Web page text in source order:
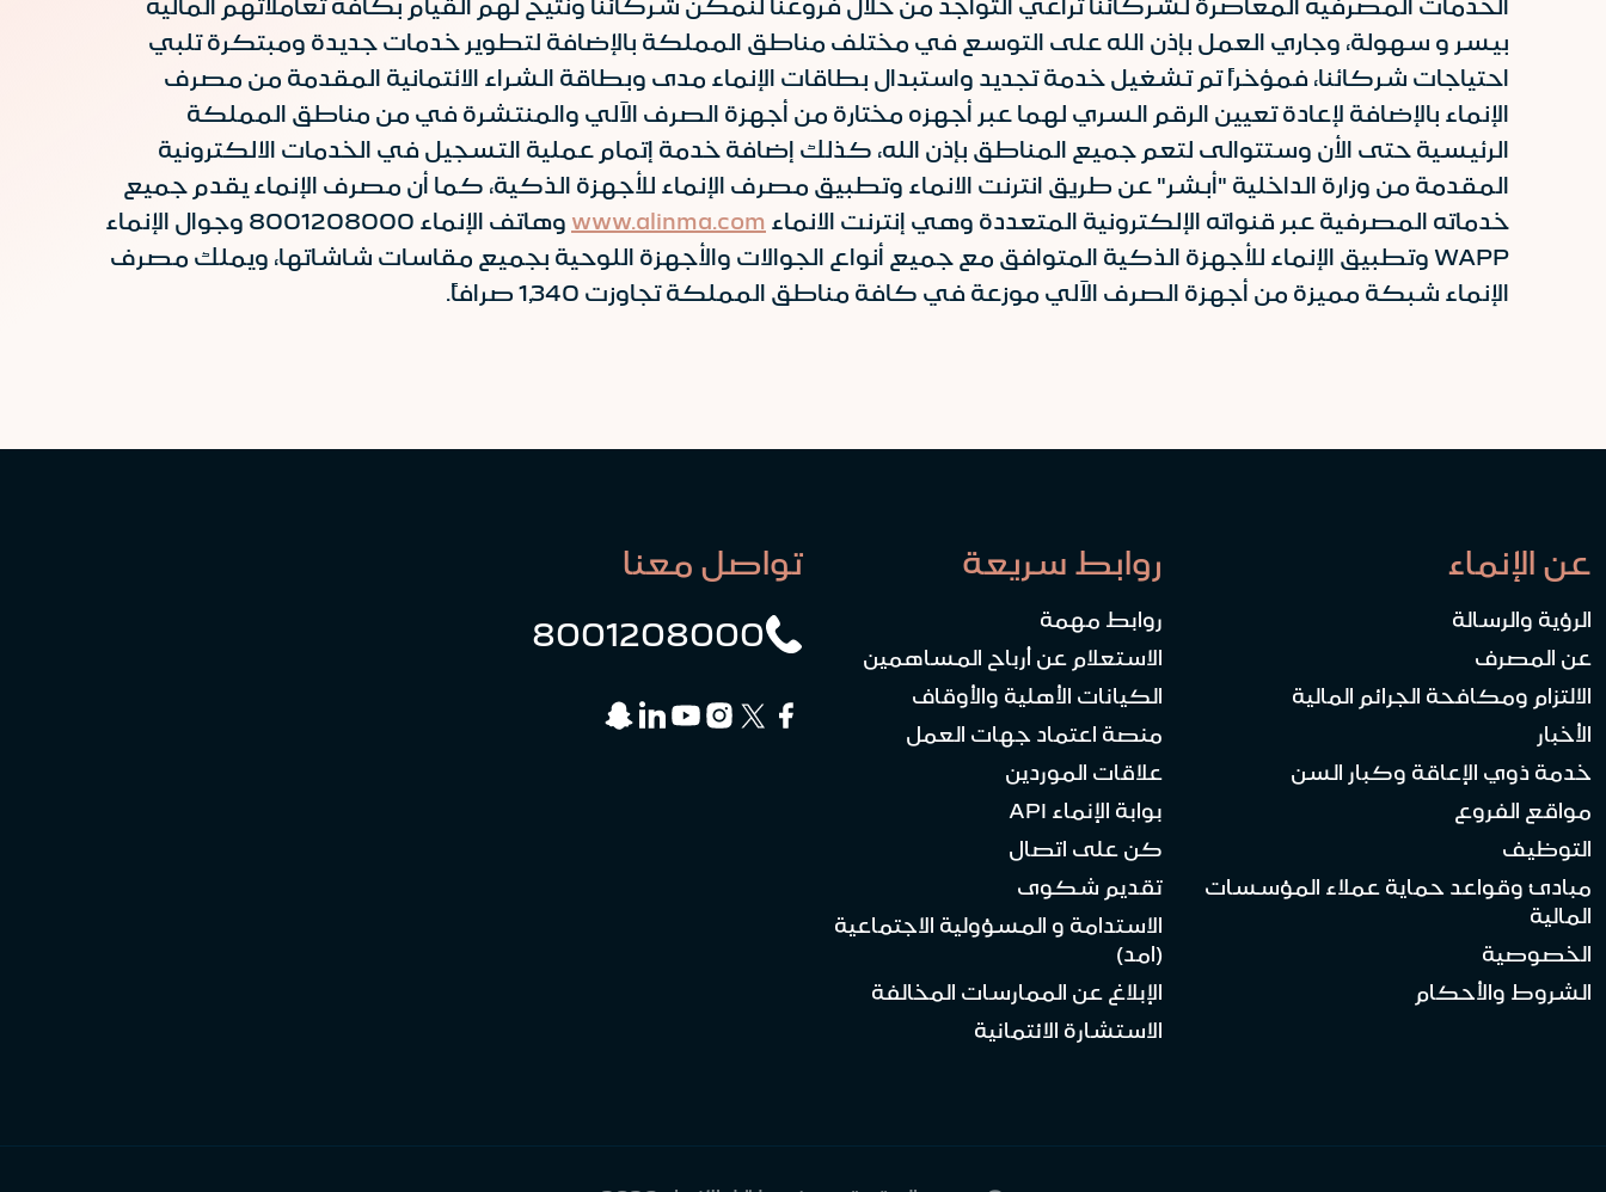
الخدمات المصرفية المعاصرة لشركائنا تراعي التواجد من خلال فروعنا لنمكن شركائنا ونتيح لهم القيام بكافة تعاملاتهم المالية
بيسر و سهولة، وجاري العمل بإذن الله على التوسع في مختلف مناطق المملكة بالإضافة لتطوير خدمات جديدة ومبتكرة تلبي
احتياجات شركائنا، فمؤخراً تم تشغيل خدمة تجديد واستبدال بطاقات الإنماء مدى وبطاقة الشراء الائتمانية المقدمة من مصرف
الإنماء بالإضافة لإعادة تعيين الرقم السري لهما عبر أجهزه مختارة من أجهزة الصرف الآلي والمنتشرة في من مناطق المملكة
الرئيسية حتى الأن وستتوالى لتعم جميع المناطق بإذن الله، كذلك إضافة خدمة إتمام عملية التسجيل في الخدمات الالكترونية
المقدمة من وزارة الداخلية "أبشر" عن طريق انترنت الانماء وتطبيق مصرف الإنماء للأجهزة الذكية، كما أن مصرف الإنماء يقدم جميع
خدماته المصرفية عبر قنواته الإلكترونية المتعددة وهي إنترنت الانماء www.alinma.com
وهاتف الإنماء 8001208000 وجوال الإنماء
WAPP وتطبيق الإنماء للأجهزة الذكية المتوافق مع جميع أنواع الجوالات والأجهزة اللوحية بجميع مقاسات شاشاتها، ويملك مصرف
الإنماء شبكة مميزة من أجهزة الصرف الآلي موزعة في كافة مناطق المملكة تجاوزت 1,340 صرافاً.
عن الإنماء
الرؤية والرسالة
عن المصرف
الالتزام ومكافحة الجرائم المالية
الأخبار
خدمة ذوي الإعاقة وكبار السن
مواقع الفروع
التوظيف
مبادئ وقواعد حماية عملاء المؤسسات
المالية
الخصوصية
الشروط والأحكام
روابط سريعة
روابط مهمة
الاستعلام عن أرباح المساهمين
الكيانات الأهلية والأوقاف
منصة اعتماد جهات العمل
علاقات الموردين
بوابة الإنماء API
كن على اتصال
تقديم شكوى
الاستدامة و المسؤولية الاجتماعية
(امد)
الإبلاغ عن الممارسات المخالفة
الاستشارة الائتمانية
تواصل معنا
8001208000